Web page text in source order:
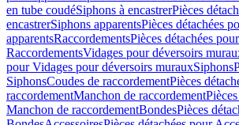
en tube coudéSiphons à encastrerPièces
encastrerSiphons apparentsPièces détachées
apparentsRaccordementsPièces détachées pour
RaccordementsVidages pour déversoirs
pour Vidages pour déversoirs murauxSiphons
SiphonsCoudes de raccordementPièces
raccordementManchon de raccordement
Manchon de raccordementBondesPièces